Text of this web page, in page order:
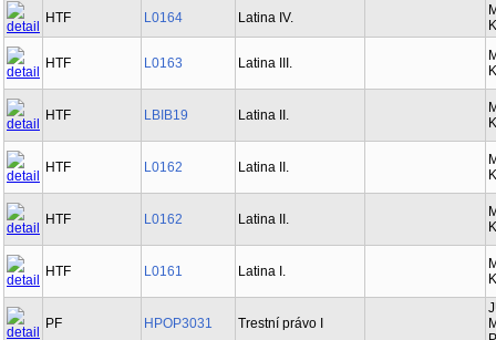
HTF
L0164 Latina IV.
HTF L0163 Latina III.
HTF LBIB19 Latina II.
HTF L0162 Latina II.
HTF L0162 Latina II.
HTF L0161 Latina I.
PF HPOP3031 Trestní právo I